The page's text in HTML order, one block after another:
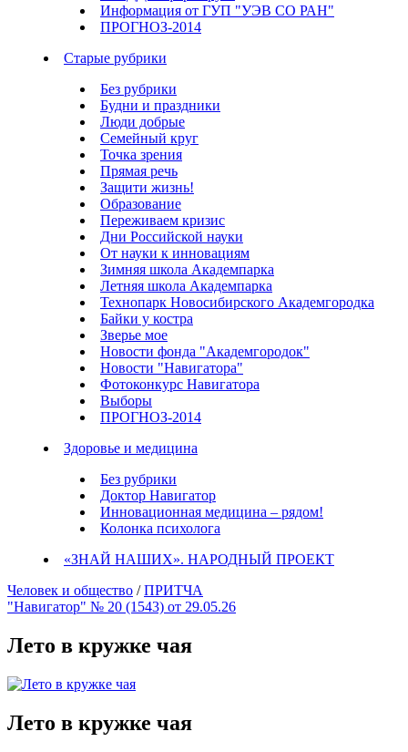
Информация от ГУП "УЭВ СО РАН"
ПРОГНОЗ-2014
Старые рубрики
Без рубрики
Будни и праздники
Люди добрые
Семейный круг
Точка зрения
Прямая речь
Защити жизнь!
Образование
Переживаем кризис
Дни Российской науки
От науки к инновациям
Зимняя школа Академпарка
Летняя школа Академпарка
Технопарк Новосибирского Академгородка
Байки у костра
Зверье мое
Новости фонда "Академгородок"
Новости "Навигатора"
Фотоконкурс Навигатора
Выборы
ПРОГНОЗ-2014
Здоровье и медицина
Без рубрики
Доктор Навигатор
Инновационная медицина – рядом!
Колонка психолога
«ЗНАЙ НАШИХ». НАРОДНЫЙ ПРОЕКТ
Человек и общество /ПРИТЧА
"Навигатор" № 20 (1543) от 29.05.26
Лето в кружке чая
Лето в кружке чая